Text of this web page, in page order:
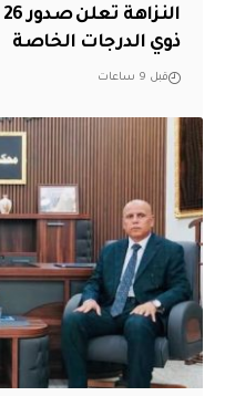
ذوي الدرجات الخاصة
قبل 9 ساعات